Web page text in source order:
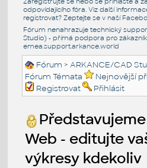
odpovídajícího fóra. Viz další
registrovat? Zeptejte se v naší
Fórum nenahrazuje technický
Studio) - přímá podpora pro
emea.support.arkance.world
Fórum >ARKANCE/CAD
Fórum Témata
Nejnovější
Registrovat
Přihlásit
Web - editujte
výkresy kdekoliv